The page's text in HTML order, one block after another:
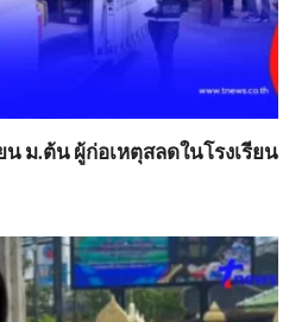
ม.ต้น ผู้ก่อเหตุสลดในโรงเรียน